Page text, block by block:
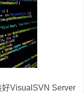
VisualSVN Server